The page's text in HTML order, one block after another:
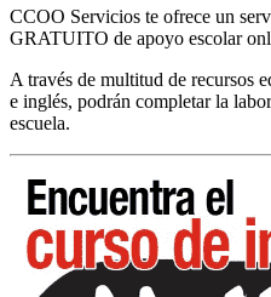
CCOO Servicios te ofrece un
GRATUITO de apoyo escolar
A través de multitud de recursos
e inglés, podrán completar la
escuela.